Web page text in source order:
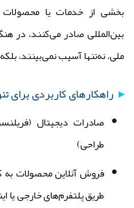
از خدمات یا محصولات
صادر می‌کنند، در
نه‌تنها آسیب نمی‌بینند، بلکه
راهکارهای کاربردی برای
صادرات دیجیتال (فریلنسری،
طراحی)
فروش آنلاین محصولات به
طریق پلتفرم‌های خارجی یا